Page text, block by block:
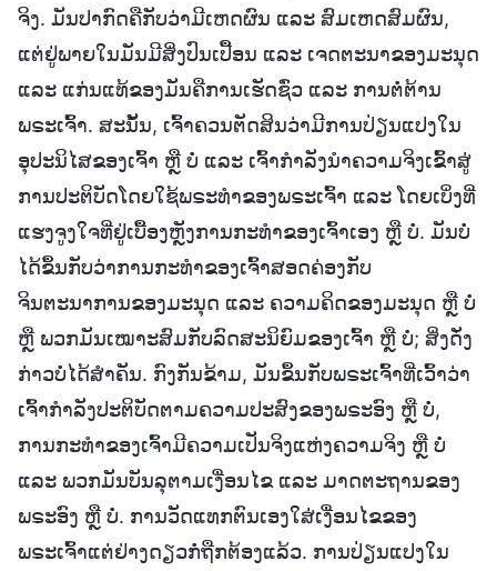
ຈິງ. ມັນປາກົດຄືກັບວ່າມີເຫດຜົນ ແລະ ສົມເຫດສົມຜົນ,
ແຕ່ຢູ່ພາຍໃນມັນມີສິ່ງປົນເປື້ອນ ແລະ ເຈດຕະນາຂອງມະນຸດ
ແລະ ແກ່ນແທ້ຂອງມັນຄືການເຮັດຊົ່ວ ແລະ ການຕໍ່ຕ້ານ
ພຣະເຈົ້າ. ສະນັ້ນ, ເຈົ້າຄວນຕັດສິນວ່າມີການປ່ຽນແປງໃນ
ອຸປະນິໄສຂອງເຈົ້າ ຫຼື ບໍ່ ແລະ ເຈົ້າກຳລັງນໍາຄວາມຈິງເຂົ້າສູ່
ການປະຕິບັດໂດຍໃຊ້ພຣະທຳຂອງພຣະເຈົ້າ ແລະ ໂດຍເບິ່ງທີ່
ແຮງຈູງໃຈທີ່ຢູ່ເບື້ອງຫຼັງການກະທຳຂອງເຈົ້າເອງ ຫຼື ບໍ່. ມັນບໍ່
ໄດ້ຂຶ້ນກັບວ່າການກະທຳຂອງເຈົ້າສອດຄ່ອງກັບ
ຈິນຕະນາການຂອງມະນຸດ ແລະ ຄວາມຄິດຂອງມະນຸດ ຫຼື ບໍ່
ຫຼື ພວກມັນເໝາະສົມກັບລົດສະນິຍົມຂອງເຈົ້າ ຫຼື ບໍ່; ສິ່ງດັ່ງ
ກ່າວບໍ່ໄດ້ສຳຄັນ. ກົງກັນຂ້າມ, ມັນຂຶ້ນກັບພຣະເຈົ້າທີ່ເວົ້າວ່າ
ເຈົ້າກຳລັງປະຕິບັດຕາມຄວາມປະສົງຂອງພຣະອົງ ຫຼື ບໍ່,
ການກະທຳຂອງເຈົ້າມີຄວາມເປັນຈິງແຫ່ງຄວາມຈິງ ຫຼື ບໍ່
ແລະ ພວກມັນບັນລຸຕາມເງື່ອນໄຂ ແລະ ມາດຕະຖານຂອງ
ພຣະອົງ ຫຼື ບໍ່. ການວັດແທກຕົນເອງໃສ່ເງື່ອນໄຂຂອງ
ພຣະເຈົ້າແຕ່ຢ່າງດຽວກໍ່ຖືກຕ້ອງແລ້ວ. ການປ່ຽນແປງໃນ